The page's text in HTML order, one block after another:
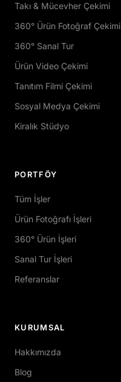
Takı & Mücevher Çekimi
360° Ürün Fotoğraf Çekimi
360° Sanal Tur
Ürün Video Çekimi
Tanıtım Filmi Çekimi
Sosyal Medya Çekimi
Kiralık Stüdyo
PORTFÖY
Tüm İşler
Ürün Fotoğrafı İşleri
360° Ürün İşleri
Sanal Tur İşleri
Referanslar
KURUMSAL
Hakkımızda
Blog